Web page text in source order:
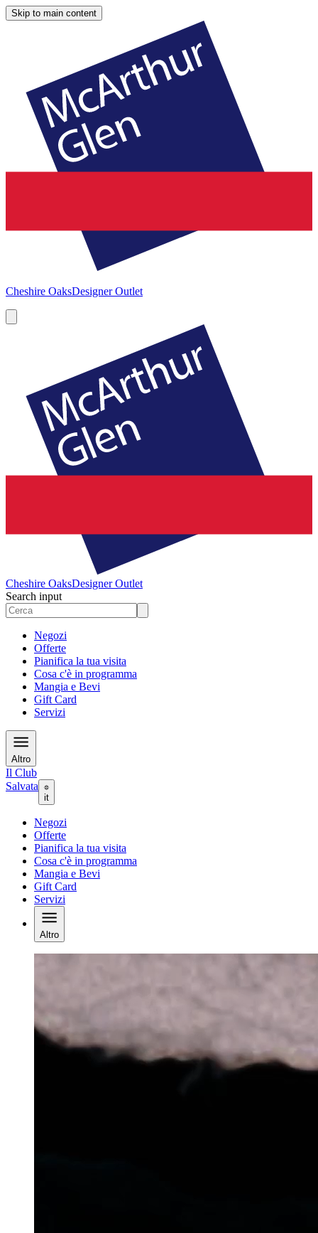
Skip to main content
Cheshire OaksDesigner Outlet
Cheshire OaksDesigner Outlet
Search input
Negozi
Offerte
Pianifica la tua visita
Cosa c'è in programma
Mangia e Bevi
Gift Card
Servizi
Altro
Il Club
Salvata
it
Negozi
Offerte
Pianifica la tua visita
Cosa c'è in programma
Mangia e Bevi
Gift Card
Servizi
Altro